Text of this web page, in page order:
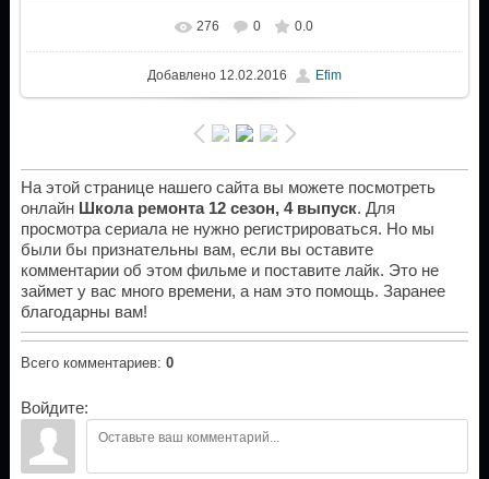
276 0 0.0
Добавлено12.02.2016 Efim
На этой странице нашего сайта вы можете посмотреть
онлайн Школа ремонта 12 сезон, 4 выпуск. Для
просмотра сериала не нужно регистрироваться. Но мы
были бы признательны вам, если вы оставите
комментарии об этом фильме и поставите лайк. Это не
займет у вас много времени, а нам это помощь. Заранее
благодарны вам!
Всего комментариев: 0
Войдите: